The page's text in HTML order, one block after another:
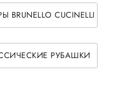
BRUNELLO CUCINELLI
РУБАШКИ